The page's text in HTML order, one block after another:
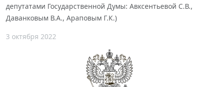
депутатами Государственной Думы: Авксентьевой С.В.,
Даванковым В.А., Араповым Г.К.)
3 октября 2022